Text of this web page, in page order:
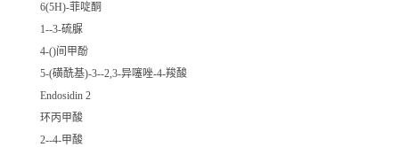
6(5H)-菲啶酮
1--3-硫脲
4-()间甲酚
5-(磺酰基)-3--2,3-异噻唑-4-羧酸
Endosidin 2
环丙甲酸
2--4-甲酸